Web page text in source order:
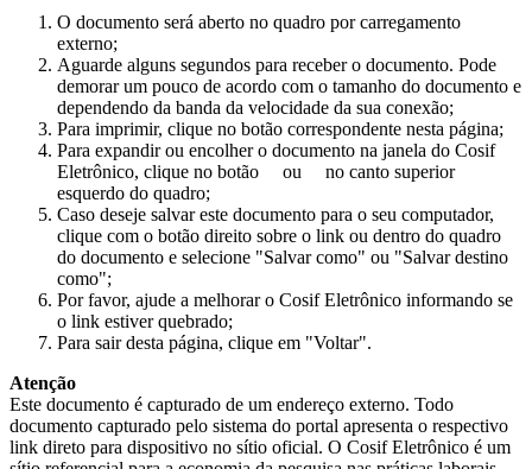
O documento será aberto no quadro por carregamento
externo;
Aguarde alguns segundos para receber o documento. Pode
demorar um pouco de acordo com o tamanho do documento e
dependendo da banda da velocidade da sua conexão;
Para imprimir, clique no botão correspondente nesta página;
Para expandir ou encolher o documento na janela do Cosif
Eletrônico, clique no botão
ou
no canto superior
esquerdo do quadro;
Caso deseje salvar este documento para o seu computador,
clique com o botão direito sobre o link ou dentro do quadro
do documento e selecione "Salvar como" ou "Salvar destino
como";
Por favor, ajude a melhorar o Cosif Eletrônico informando se
o link estiver quebrado;
Para sair desta página, clique em "Voltar".
Atenção
Este documento é capturado de um endereço externo. Todo
documento capturado pelo sistema do portal apresenta o respectivo
link direto para dispositivo no sítio oficial. O Cosif Eletrônico é um